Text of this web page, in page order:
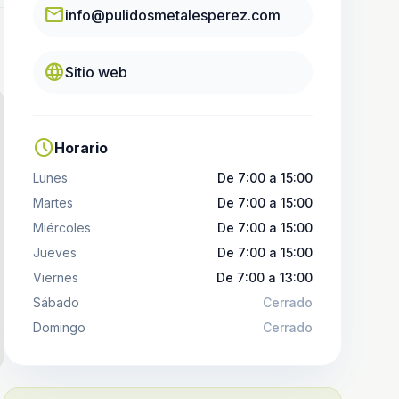
emailinfo@pulidosmetalesperez.com
languageSitio web
scheduleHorario
Lunes
De 7:00 a 15:00
Martes
De 7:00 a 15:00
Miércoles
De 7:00 a 15:00
Jueves
De 7:00 a 15:00
Viernes
De 7:00 a 13:00
Sábado
Cerrado
Domingo
Cerrado